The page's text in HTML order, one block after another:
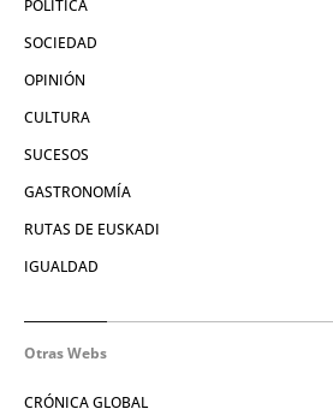
POLÍTICA
SOCIEDAD
OPINIÓN
CULTURA
SUCESOS
GASTRONOMÍA
RUTAS DE EUSKADI
IGUALDAD
Otras Webs
CRÓNICA GLOBAL